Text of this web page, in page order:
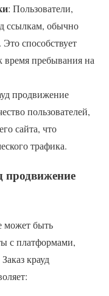
: Пользователи,
ссылкам, обычно
способствует
время пребывания на
продвижение
пользователей,
сайта, что
трафика.
продвижение
может быть
с платформами,
крауд